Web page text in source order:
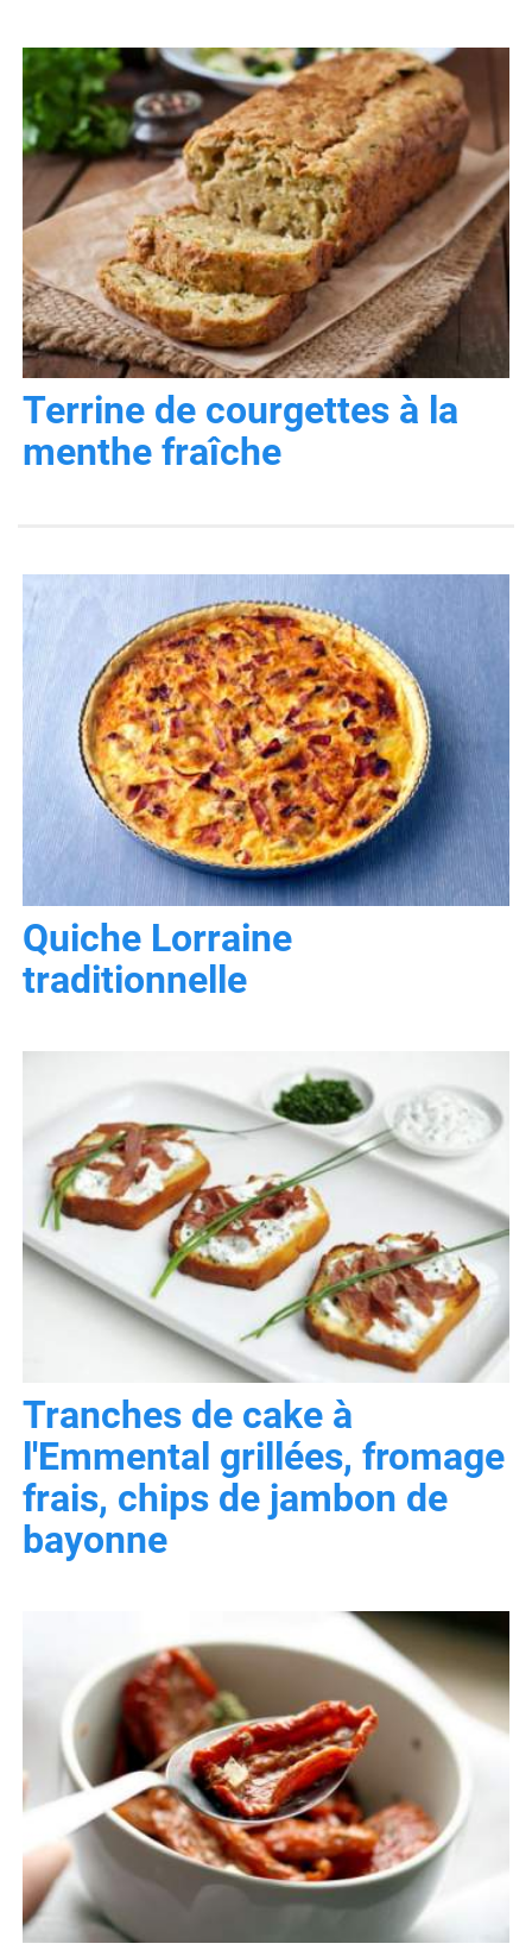
Terrine de courgettes à la
menthe fraîche
Quiche Lorraine
traditionnelle
Tranches de cake à
l'Emmental grillées, fromage
frais, chips de jambon de
bayonne